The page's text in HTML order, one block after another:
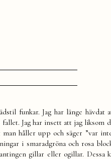
funkar. Jag har länge hävdat
Jag har insett att jag liksom
man håller upp och säger ”var
i smaradgröna och rosa
gillar eller ogillar. Dessa